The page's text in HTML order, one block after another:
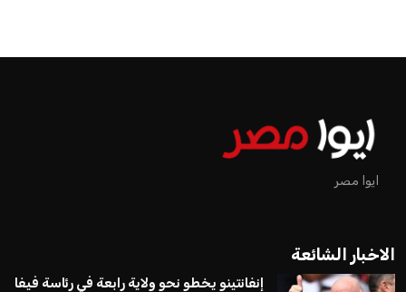
ايوا مصر
الاخبار الشائعة
إنفانتينو يخطو نحو ولاية رابعة في رئاسة فيفا